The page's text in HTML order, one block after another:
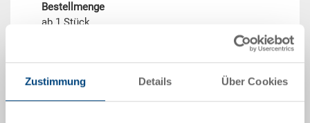
Zustimmung Details Über Cookies
Bestellmenge
ab 1 Stück
ab EUR 41,90